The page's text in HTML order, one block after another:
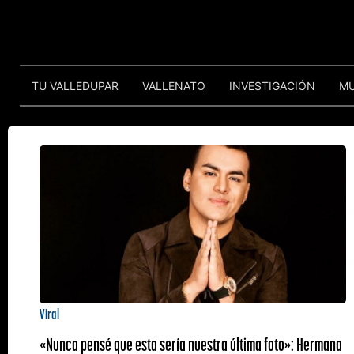
TU VALLEDUPAR VALLENATO INVESTIGACIÓN
Viral
«Nunca pensé que esta sería nuestra última foto»: Hermana